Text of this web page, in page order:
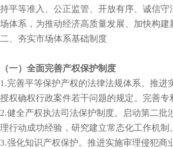
持平等准入、公正监管、开放有序、诚信
场体系，为推动经济高质量发展、加快构
二、夯实市场体系基础制度
（一）全面完善产权保护制度
1.完善平等保护产权的法律法规体系。
授权确权行政案件若干问题的规定。完善
2.健全产权执法司法保护制度。启动第二批
理行动成功经验，研究建立常态化工
3.强化知识产权保护。推进实施审理侵犯